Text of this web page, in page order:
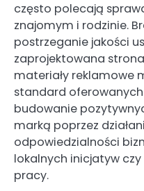
często polecają
znajomym i rodzinie.
postrzeganie jakości
zaprojektowana
materiały reklamowe
standard oferowanych
budowanie
marką poprzez
odpowiedzialności
lokalnych inicjatyw
pracy.